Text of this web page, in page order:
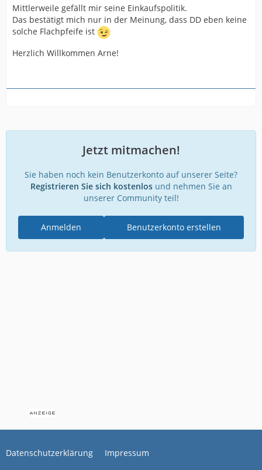
Mittlerweile gefällt mir seine Einkaufspolitik.
Das bestätigt mich nur in der Meinung, dass DD eben keine
solche Flachpfeife ist
Herzlich Willkommen Arne!
Jetzt mitmachen!
Sie haben noch kein Benutzerkonto auf unserer Seite?
Registrieren Sie sich kostenlosund nehmen Sie an
unserer Community teil!
Benutzerkonto erstellen
Anmelden
Datenschutzerklärung Impressum